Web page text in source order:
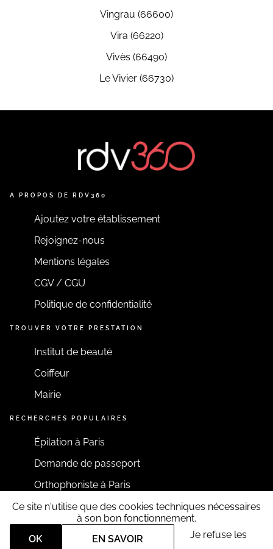
Vingrau (66600)
Vira (66220)
Vivès (66490)
Le Vivier (66730)
A PROPOS DE RDV360
Ajoutez votre établissement
Rejoignez-nous
Mentions légales
CGV / CGU
Politique de confidentialité
TROUVER VOTRE PRESTATION
Institut de beauté
Coiffeur
Mairie
RECHERCHES POPULAIRES
Épilation à Paris
Demande de passeport
Orthophoniste à Paris
RESTONS CONNECTÉS
Ce site n'utilise que des cookies techniques nécessaires
à son bon fonctionnement.
OK
EN SAVOIR
Je refuse les